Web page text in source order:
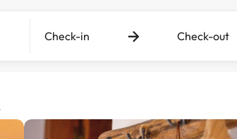
Check-in Check-out